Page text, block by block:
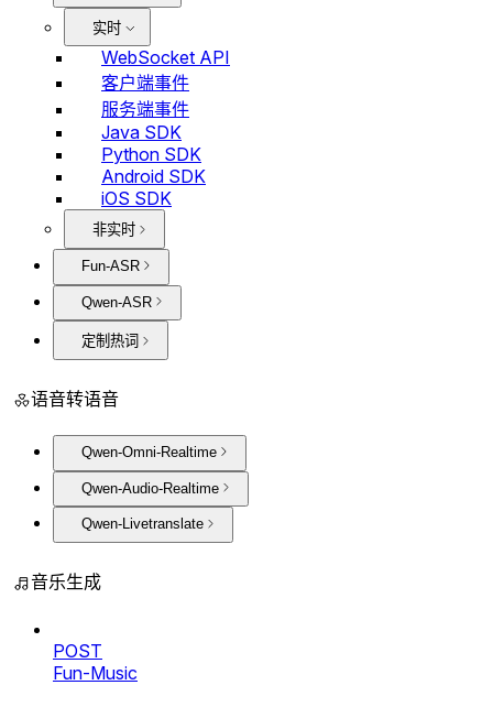
实时
WebSocket API
客户端事件
服务端事件
Java SDK
Python SDK
Android SDK
iOS SDK
非实时
Fun-ASR
Qwen-ASR
定制热词
语音转语音
Qwen-Omni-Realtime
Qwen-Audio-Realtime
Qwen-Livetranslate
音乐生成
POST
Fun-Music